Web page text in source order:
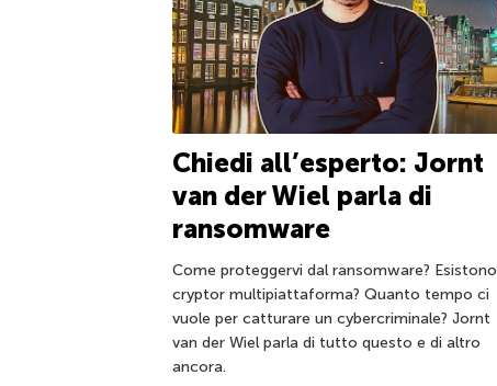
Chiedi all’esperto: Jornt
van der Wiel parla di
ransomware
Come proteggervi dal ransomware? Esistono
cryptor multipiattaforma? Quanto tempo ci
vuole per catturare un cybercriminale? Jornt
van der Wiel parla di tutto questo e di altro
ancora.